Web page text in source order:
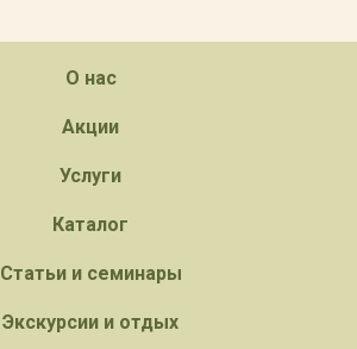
О нас
Акции
Услуги
Каталог
Статьи и семинары
Экскурсии и отдых